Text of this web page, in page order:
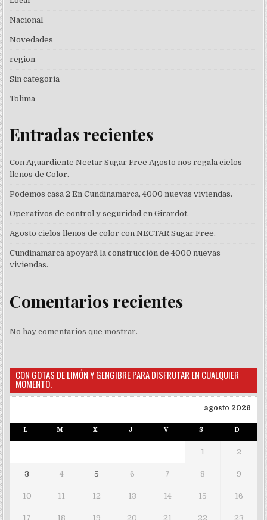
Nacional
Novedades
region
Sin categoría
Tolima
Entradas recientes
Con Aguardiente Nectar Sugar Free Agosto nos regala cielos
llenos de Color.
Podemos casa 2 En Cundinamarca, 4000 nuevas viviendas.
Operativos de control y seguridad en Girardot.
Agosto cielos llenos de color con NECTAR Sugar Free.
Cundinamarca apoyará la construcción de 4000 nuevas
viviendas.
Comentarios recientes
No hay comentarios que mostrar.
CON GOTAS DE LIMÓN Y GENGIBRE PARA DISFRUTAR EN CUALQUIER
MOMENTO.
agosto 2026
L M X J V S D
1 2
3 4 5 6 7 8 9
10 11 12 13 14 15 16
17 18 19 20 21 22 23